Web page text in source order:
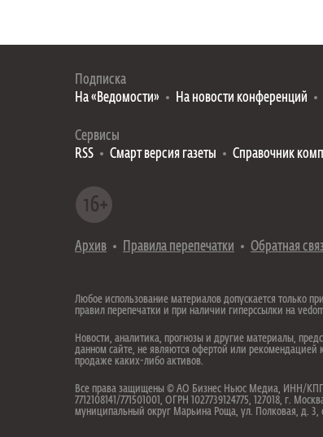
Подписка
На «Ведомости»
На новости конференций
Сервисы
RSS
Смарт версия газеты Справочник
Архив Правила перепечатки Обратная
Любое использование материалов допускается только
правил перепечатки и при наличии гиперссылки на
Новости, аналитика, прогнозы и другие материалы,
данном сайте, не являются офертой или рекомендацией
продаже каких-либо активов.
Все права защищены © АО Бизнес Ньюс Медиа, ИНН/КПП
7712108141/771501001, ОГРН 1027739124775, 127018, г.
муниципальный округ Марьина Роща, ул. Полковая, д. 3,